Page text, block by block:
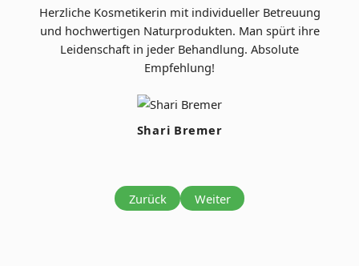
Herzliche Kosmetikerin mit individueller Betreuung
und hochwertigen Naturprodukten. Man spürt ihre
Leidenschaft in jeder Behandlung. Absolute
Empfehlung!
Shari Bremer
Zurück Weiter